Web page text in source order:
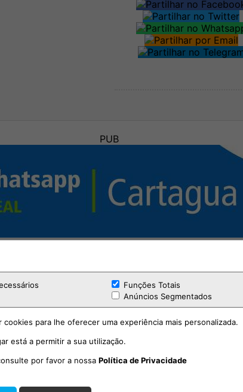
PUB
Funções Totais
Anúncios Segmentados
cookies para lhe oferecer uma experiência mais personalizada.
está a permitir a sua utilização.
por favor a nossa Política de Privacidade